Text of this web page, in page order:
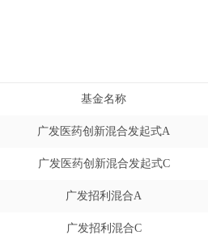
基金名称
广发医药创新混合发起式A
广发医药创新混合发起式C
广发招利混合A
广发招利混合C